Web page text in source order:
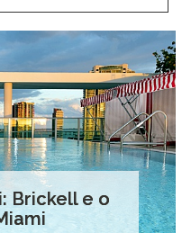
Brickell e o